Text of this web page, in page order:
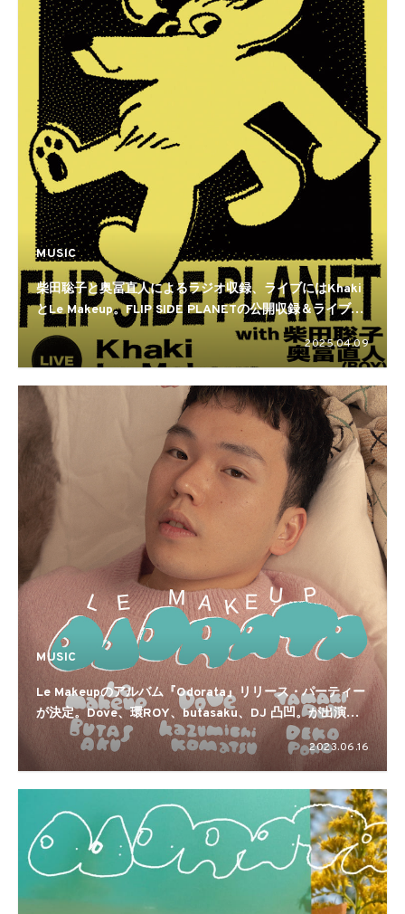
MUSIC
柴田聡子と奥冨直人によるラジオ収録、ライブにはKhaki
とLe Makeup。FLIP SIDE PLANETの公開収録＆ライブイ
ベントが開催
2025.04.09
MUSIC
Le Makeupのアルバム『Odorata』リリース・パーティー
が決定。Dove、環ROY、butasaku、DJ 凸凹。が出演す
る
2023.06.16